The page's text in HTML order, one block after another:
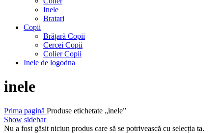
Inele
Bratari
Copii
Brățară Copii
Cercei Copii
Colier Copii
Inele de logodna
inele
Prima pagină Produse etichetate „inele”
Show sidebar
Nu a fost găsit niciun produs care să se potrivească cu selecția ta.